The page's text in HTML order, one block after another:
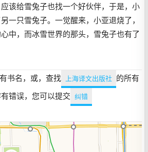
该给雪兔子也找一个好伙伴，于是，小
一只雪兔子。一觉醒来，小亚退烧了，
中，而冰雪世界的那头，雪兔子也有了
书名，或，查找 上海译文出版社 的所有
错误，您可以提交 纠错